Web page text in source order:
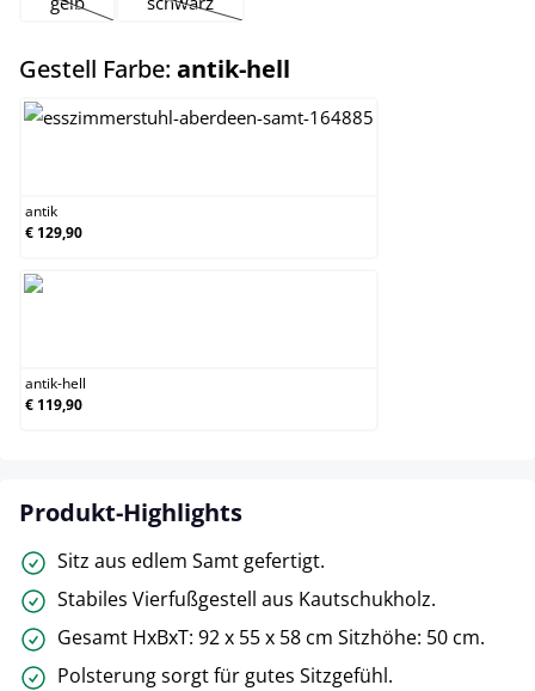
(Diese Option ist zurzeit nicht verfügbar.)
(Diese Option ist zurzeit nicht verfügbar.)
Gestell Farbe: antik-hell
antik
€ 129,90
antik-hell
€ 119,90
Produkt-Highlights
Sitz aus edlem Samt gefertigt.
Stabiles Vierfußgestell aus Kautschukholz.
Gesamt HxBxT: 92 x 55 x 58 cm Sitzhöhe: 50 cm.
Polsterung sorgt für gutes Sitzgefühl.